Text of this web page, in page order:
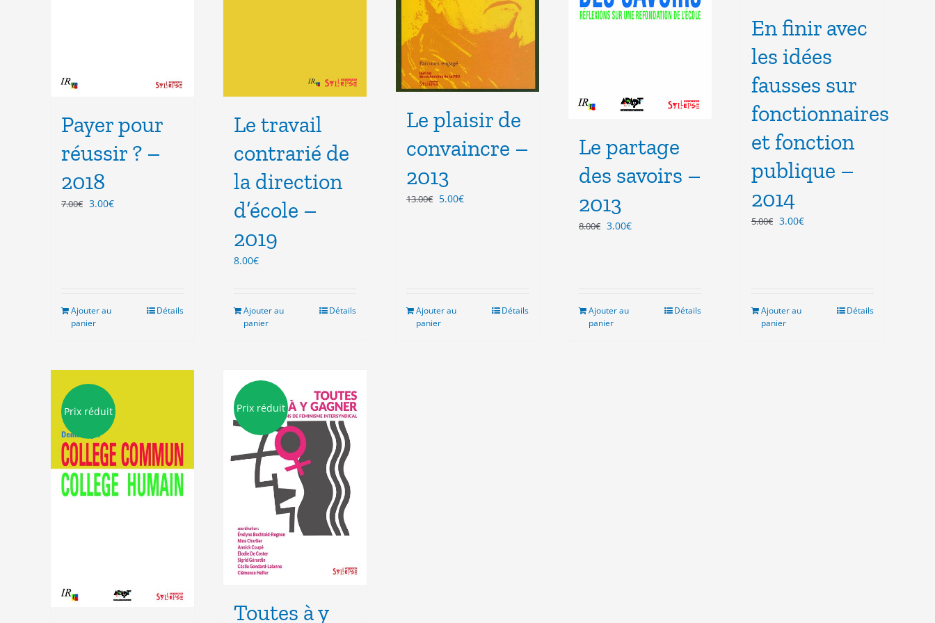
Payer pour
réussir ? –
2018
7.00€ Le
3.00€Le
Ajouter au
panier
Détails
Le travail
contrarié de
la direction
d’école –
2019
8.00€
Ajouter au
panier
Détails
Le plaisir de
convaincre –
2013
13.00€ Le
5.00€Le
Ajouter au
panier
Détails
Le partage
des savoirs –
2013
8.00€ Le
3.00€Le
Ajouter au
panier
Détails
En finir avec
les idées
fausses sur
fonctionnaires
et fonction
publique –
2014
5.00€ Le
3.00€Le
Ajouter au
panier
Détails
Prix réduit Prix réduit
Toutes à y